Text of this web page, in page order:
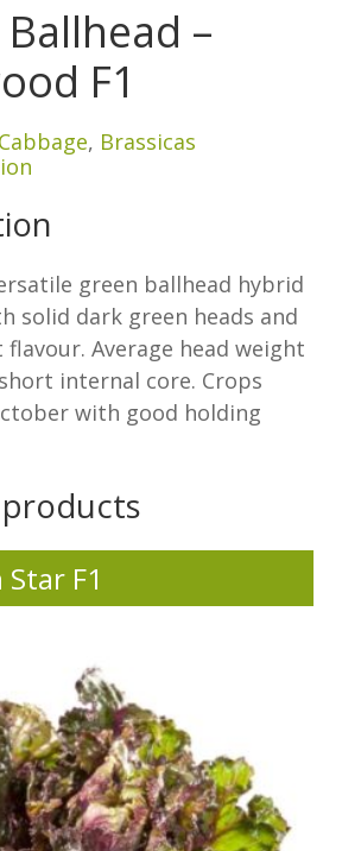
–
F1
Cabbage, Brassicas
green ballhead hybrid
solid dark green heads and
flavour. Average head weight
internal core. Crops
with good holding
F1